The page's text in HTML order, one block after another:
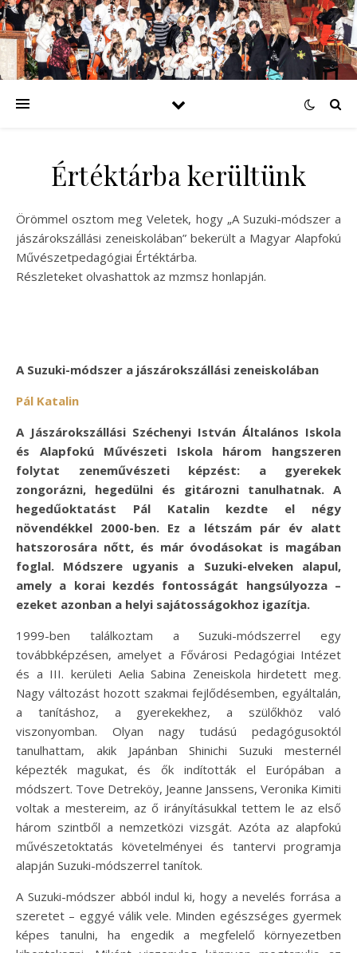
Értéktárba kerültünk
Örömmel osztom meg Veletek, hogy „A Suzuki-módszer a
jászárokszállási zeneiskolában” bekerült a Magyar Alapfokú
Művészetpedagógiai Értéktárba.
Részleteket olvashattok az mzmsz honlapján.
A Suzuki-módszer a jászárokszállási zeneiskolában
Pál Katalin
A Jászárokszállási Széchenyi István Általános Iskola
és Alapfokú Művészeti Iskola három hangszeren
folytat zeneművészeti képzést: a gyerekek
zongorázni, hegedülni és gitározni tanulhatnak. A
hegedűoktatást Pál Katalin kezdte el négy
növendékkel 2000-ben. Ez a létszám pár év alatt
hatszorosára nőtt, és már óvodásokat is magában
foglal. Módszere ugyanis a Suzuki-elveken alapul,
amely a korai kezdés fontosságát hangsúlyozza –
ezeket azonban a helyi sajátosságokhoz igazítja.
1999-ben találkoztam a Suzuki-módszerrel egy
továbbképzésen, amelyet a Fővárosi Pedagógiai Intézet
és a III. kerületi Aelia Sabina Zeneiskola hirdetett meg.
Nagy változást hozott szakmai fejlődésemben, egyáltalán,
a tanításhoz, a gyerekekhez, a szülőkhöz való
viszonyomban. Olyan nagy tudású pedagógusoktól
tanulhattam, akik Japánban Shinichi Suzuki mesternél
képezték magukat, és ők indították el Európában a
módszert. Tove Detreköy, Jeanne Janssens, Veronika Kimiti
voltak a mestereim, az ő irányításukkal tettem le az első
három szintből a nemzetközi vizsgát. Azóta az alapfokú
művészetoktatás követelményei és tantervi programja
alapján Suzuki-módszerrel tanítok.
A Suzuki-módszer abból indul ki, hogy a nevelés forrása a
szeretet – eggyé válik vele. Minden egészséges gyermek
képes tanulni, ha engedik a megfelelő környezetben